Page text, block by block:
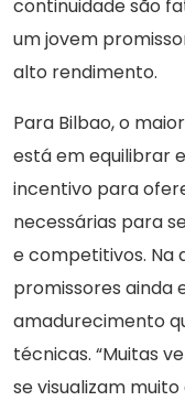
continuidade são
um jovem
alto rendimento.
Para Bilbao, o
está em equilibrar
incentivo para
necessárias para
e competitivos. Na
promissores ainda
amadurecimento
técnicas. “Muitas
se visualizam